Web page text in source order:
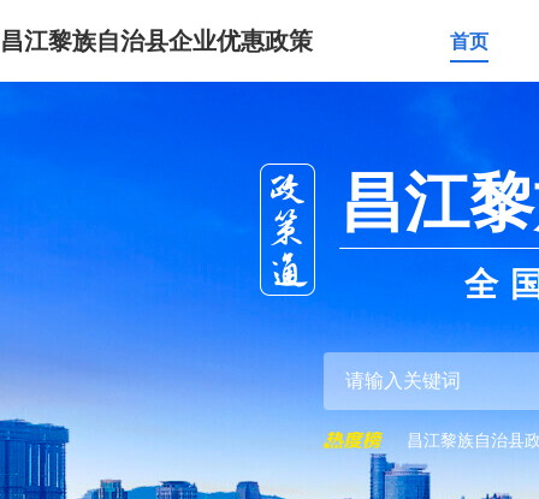
昌江黎族自治县企业优惠政策 首页
昌江
全
昌江黎族自治县